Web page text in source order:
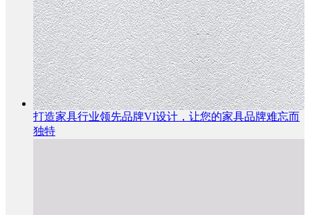
打造家具行业领先品牌VI设计，让您的家具品牌难忘而
独特